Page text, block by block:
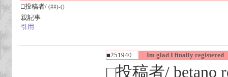
□投稿者/ (##)-()
親記事
引用
■251940 Im glad I finally registered
□投稿者/ betano